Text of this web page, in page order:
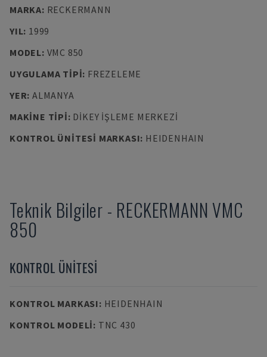
MARKA: RECKERMANN
YIL: 1999
MODEL: VMC 850
UYGULAMA TIPI: FREZELEME
YER: ALMANYA
MAKINE TIPI: DIKEY İŞLEME MERKEZI
KONTROL ÜNITESI MARKASI: HEIDENHAIN
Teknik Bilgiler - RECKERMANN VMC
850
KONTROL ÜNITESI
KONTROL MARKASI: HEIDENHAIN
KONTROL MODELI: TNC 430